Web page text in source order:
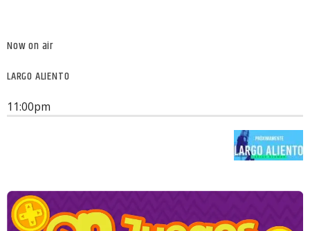
Now on air
LARGO ALIENTO
11:00pm